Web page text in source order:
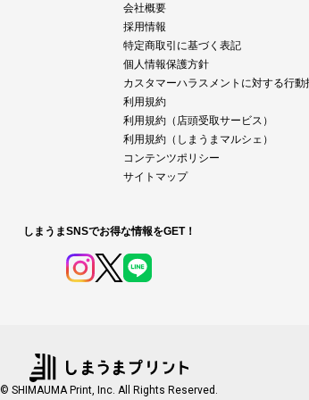
会社概要
採用情報
特定商取引に基づく表記
個人情報保護方針
カスタマーハラスメントに対する行動
利用規約
利用規約（店頭受取サービス）
利用規約（しまうまマルシェ）
コンテンツポリシー
サイトマップ
しまうまSNSでお得な情報をGET！
© SHIMAUMA Print, Inc. All Rights Reserved.